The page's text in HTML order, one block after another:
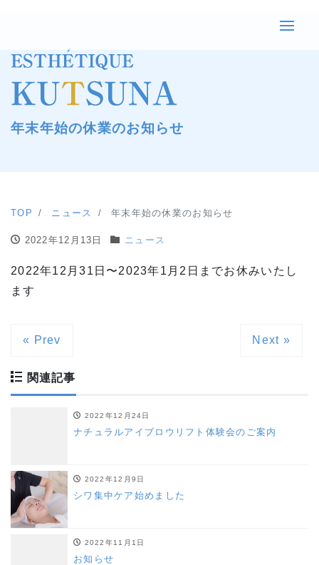
年末年始の休業のお知らせ
TOP ニュース 年末年始の休業のお知らせ
2022年12月13日 ニュース
2022年12月31日〜2023年1月2日までお休みいたし
ます
« Prev Next »
関連記事
2022年12月24日
ナチュラルアイブロウリフト体験会のご案内
2022年12月9日
シワ集中ケア始めました
2022年11月1日
お知らせ